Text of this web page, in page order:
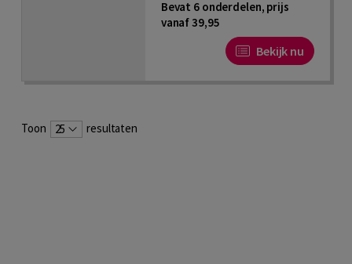
Bevat 6 onderdelen, prijs
vanaf 39,95
Bekijk nu
Toon 25 resultaten